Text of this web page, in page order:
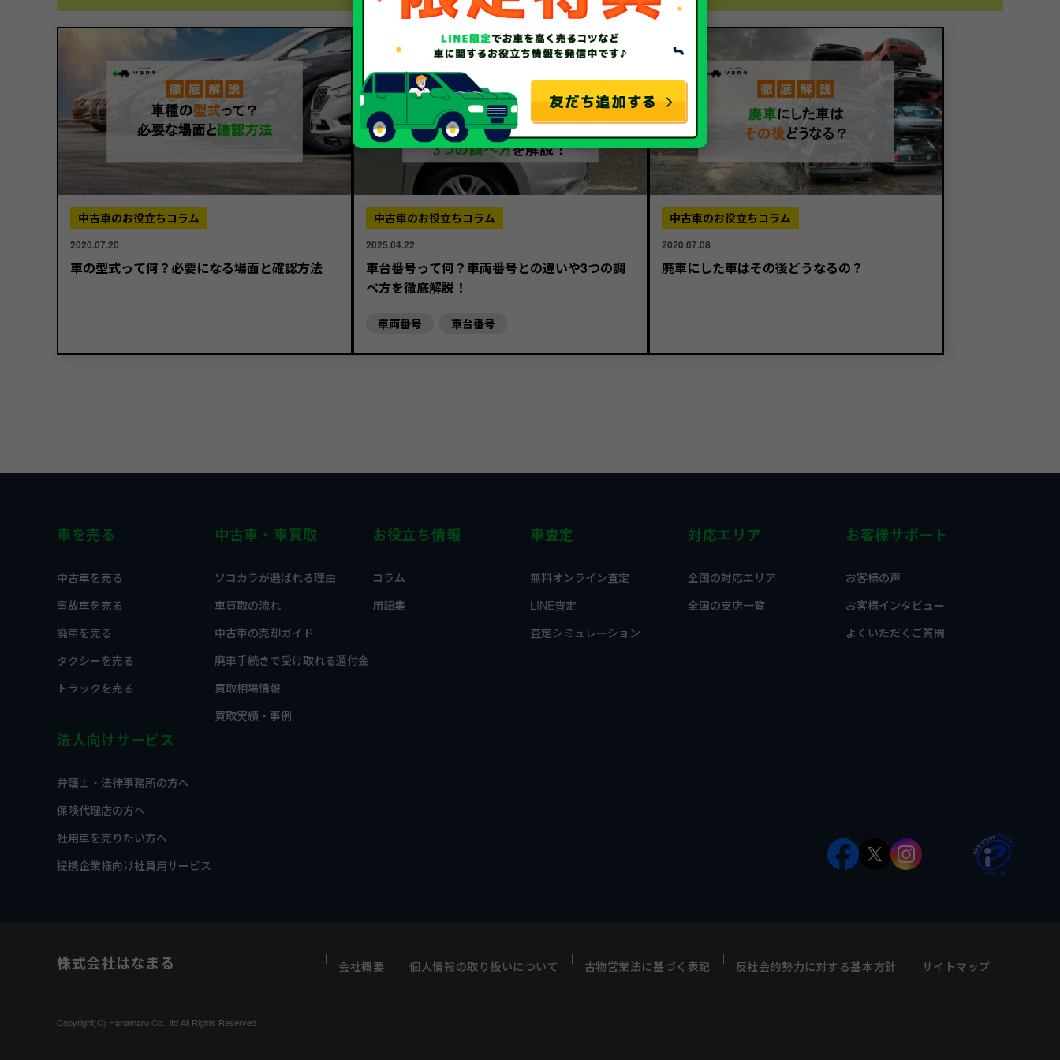
中古車のお役立ちコラム
2020.07.20
車の型式って何？必要になる場面と確認方法
中古車のお役立ちコラム
2025.04.22
車台番号って何？車両番号との違いや3つの調
べ方を徹底解説！
車両番号 車台番号
中古車のお役立ちコラム
2020.07.08
廃車にした車はその後どうなるの？
車を売る
中古車を売る
事故車を売る
廃車を売る
タクシーを売る
トラックを売る
中古車・車買取
ソコカラが選ばれる理由
車買取の流れ
中古車の売却ガイド
廃車手続きで受け取れる還付金
買取相場情報
買取実績・事例
お役立ち情報
コラム
用語集
車査定
無料オンライン査定
LINE査定
査定シミュレーション
対応エリア
全国の対応エリア
全国の支店一覧
お客様サポート
お客様の声
お客様インタビュー
よくいただくご質問
法人向けサービス
弁護士・法律事務所の方へ
保険代理店の方へ
社用車を売りたい方へ
提携企業様向け社員用サービス
株式会社はなまる 会社概要 個人情報の取り扱いについて 古物営業法に基づく表記 反社会的勢力に対する基本方針 サイトマップ
Copyright(C) Hanamaru Co., ltd All Rights Reserved